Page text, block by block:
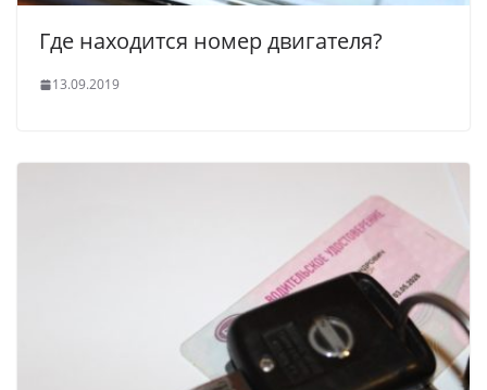
Где находится номер двигателя?
13.09.2019